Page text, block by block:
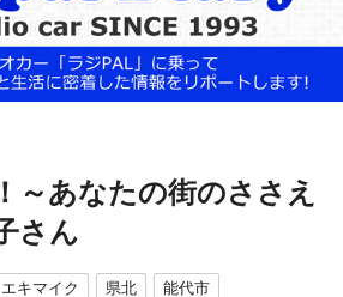
～あなたの街のささえ
さん
キマイク 県北 能代市